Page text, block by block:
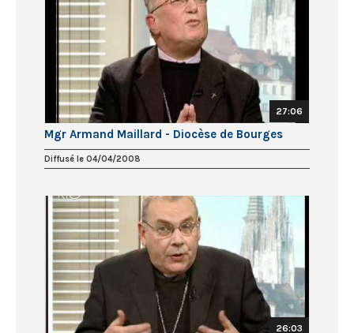
27:06
Mgr Armand Maillard - Diocèse de Bourges
Diffusé le 04/04/2008
26:03